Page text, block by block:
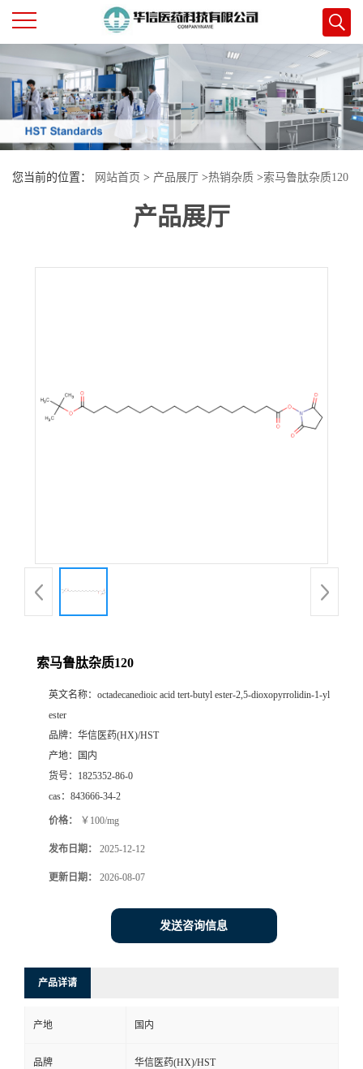
公
司
首
页
司
书
誉
式
您当前的位置： 网站首页 > 产品展厅 >热销杂质 >索马鲁肽杂质120
产品展厅
索马鲁肽杂质120
英文名称： octadecanedioic acid tert-butyl ester-2,5-dioxopyrrolidin-1-yl
ester
品牌： 华信医药(HX)/HST
产地：
国内
货号： 1825352-86-0
cas： 843666-34-2
价格： ￥100/mg
发布日期： 2025-12-12
更新日期： 2026-08-07
发送咨询信息
产品详请
产地 国内
品牌 华信医药(HX)/HST